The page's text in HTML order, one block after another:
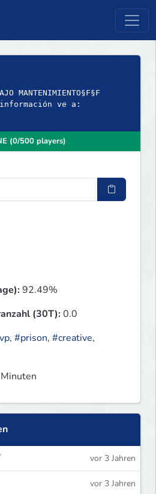
MANTENIMIENTO§F§F
información ve a:
(0/500 players)
92.49%
(30T):0.0
, #prison, #creative,
vor 3 Jahren
vor 3 Jahren